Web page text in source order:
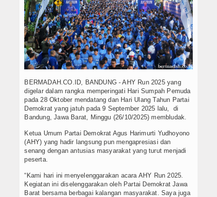
Berita Foto
Budaya & Pariwisata
Ekbis
BERMADAH.CO.ID, BANDUNG - AHY Run 2025 yang
digelar dalam rangka memperingati Hari Sumpah Pemuda
pada 28 Oktober mendatang dan Hari Ulang Tahun Partai
Demokrat yang jatuh pada 9 September 2025 lalu, di
Bandung, Jawa Barat, Minggu (26/10/2025) membludak.
Ketua Umum Partai Demokrat Agus Harimurti Yudhoyono
(AHY) yang hadir langsung pun mengapresiasi dan
senang dengan antusias masyarakat yang turut menjadi
peserta.
“Kami hari ini menyelenggarakan acara AHY Run 2025.
Kegiatan ini diselenggarakan oleh Partai Demokrat Jawa
Barat bersama berbagai kalangan masyarakat. Saya juga